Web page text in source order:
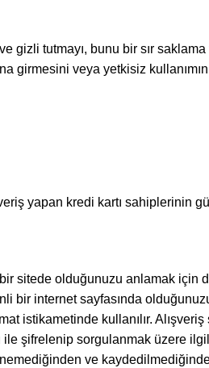
gizli tutmayı, bunu bir sır
girmesini veya yetkisiz
yapan kredi kartı
sitede olduğunuzu anlamak için
bir internet sayfasında
istikametinde kullanılır.
şifrelenip sorgulanmak üzere
ve